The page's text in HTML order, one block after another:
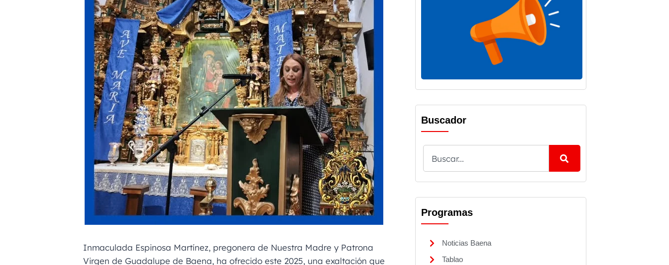
Inmaculada Espinosa Martínez, pregonera de Nuestra Madre y Patrona
Virgen de Guadalupe de Baena, ha ofrecido este 2025, una exaltación que
Buscador
Programas
Noticias Baena
Tablao